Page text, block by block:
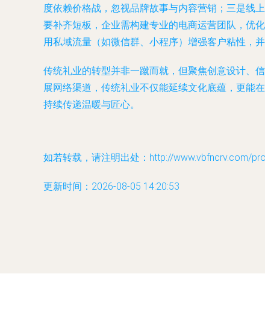
度依赖价格战，忽视品牌故事与内容营销；三是线
要补齐短板，企业需构建专业的电商运营团队，优
用私域流量（如微信群、小程序）增强客户粘性，
传统礼业的转型并非一蹴而就，但聚焦创意设计、
展网络渠道，传统礼业不仅能延续文化底蕴，更能
持续传递温暖与匠心。
如若转载，请注明出处：http://www.vbfncrv.com/
更新时间：2026-08-05 14:20:53